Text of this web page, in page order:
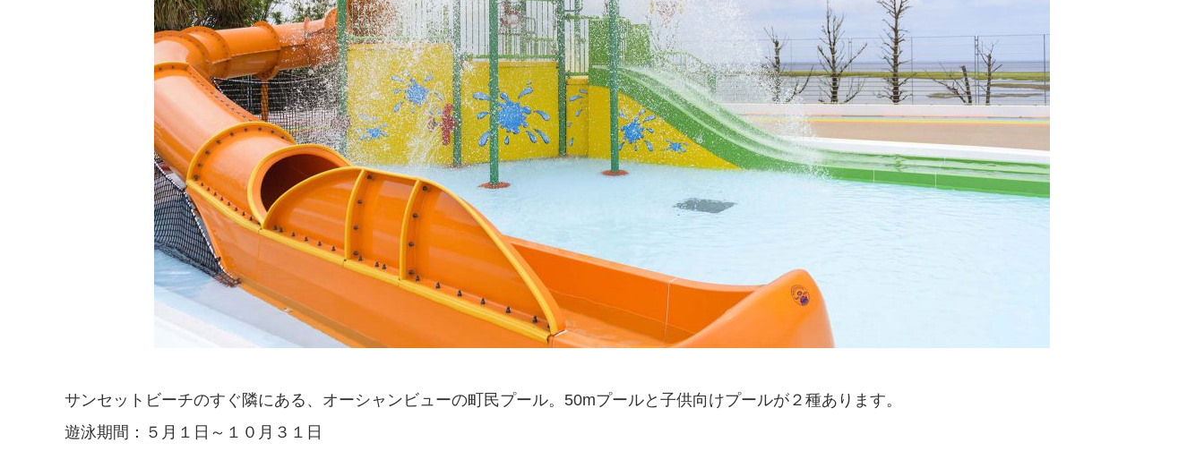
サンセットビーチのすぐ隣にある、オーシャンビューの町民プール。 50mプールと子供向けプールが２種あります。
遊泳期間：５月１日～１０月３１日